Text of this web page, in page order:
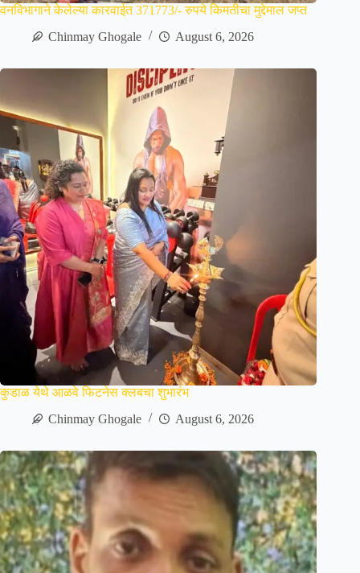
वनविभागाने केलेल्या कारवाईत 371773/- रुपये किमतीचा मुद्देमाल जप्त
Chinmay Ghogale
August 6, 2026
कुडाळ येथे आळवे फिटनेस क्लबचा शुभारंभ
Chinmay Ghogale
August 6, 2026